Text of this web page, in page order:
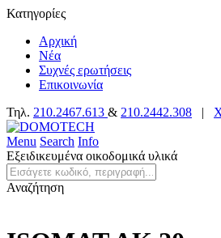
Κατηγορίες
Αρχική
Νέα
Συχνές ερωτήσεις
Επικοινωνία
Τηλ. 210.2467.613 & 210.2442.308 |
Menu Search Info
Εξειδικευμένα οικοδομικά υλικά
Αναζήτηση